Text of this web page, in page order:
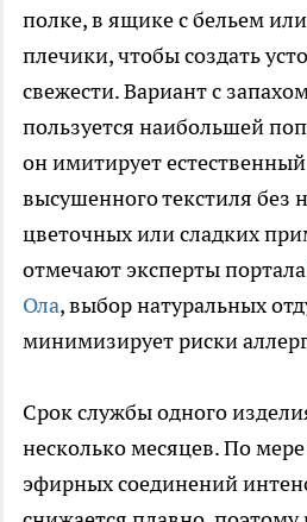
полке, в ящике с бельем
плечики, чтобы создать
свежести. Вариант с
пользуется наибольшей
он имитирует
высушенного текстиля без
цветочных или сладких
отмечают эксперты портала
Ола, выбор натуральных
минимизирует риски
Срок службы одного
несколько месяцев. По
эфирных соединений